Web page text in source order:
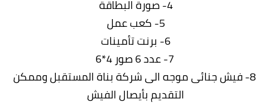
4- صورة البطاقة
5- كعب عمل
6- برنت تأمينات
7- عدد 6 صور 4*6
8- فيش جنائى موجه الى شركة بناة المستقبل وممكن
التقديم بأيصال الفيش